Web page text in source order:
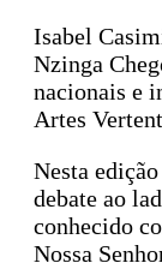
Isabel
Nzinga
nacionais e
Artes
Nesta
debate ao
conhecido
Nossa